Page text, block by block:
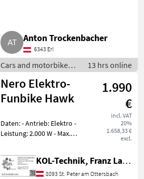
Anton Trockenbacher
6343 Erl
Cars and motorbikes /
Off-road cars
13 hrs online
Nero Elektro-
Funbike Hawk
1.990
€
incl. VAT
20%
1.658,33 €
excl.
Daten: - Antrieb: Elektro -
Leistung: 2.000 W - Max.
Geschwindigkeitsstufen: 3 -
Reichweite: 60–80 km -
Akku: 60V/30Ah Lithium - La
KOL-Technik, Franz Lampl-Küssner
8093 St. Peter am Ottersbach